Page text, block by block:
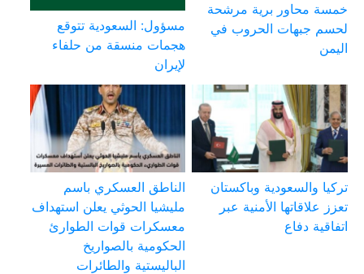
خمسة محاور برية مرشحة
لحسم جبهات الحروب في
اليمن
مسؤول: السعودية تتوقع
هجمات منسقة من حلفاء
لإيران
تركيا والسعودية وباكستان
تعزز علاقاتها الأمنية عبر
اتفاقية دفاع
الناطق العسكري باسم
مليشيا الحوثي يعلن استهداف
معسكرات قوات الطوارئ
الحكومية بالصواريخ
الباليستية والطائرات